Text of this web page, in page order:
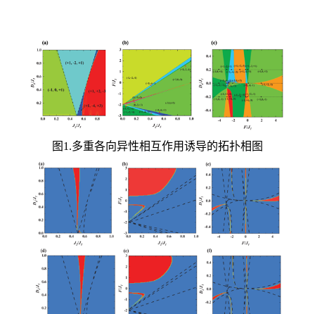
图 1.多重各向异性相互作用诱导的拓扑相图